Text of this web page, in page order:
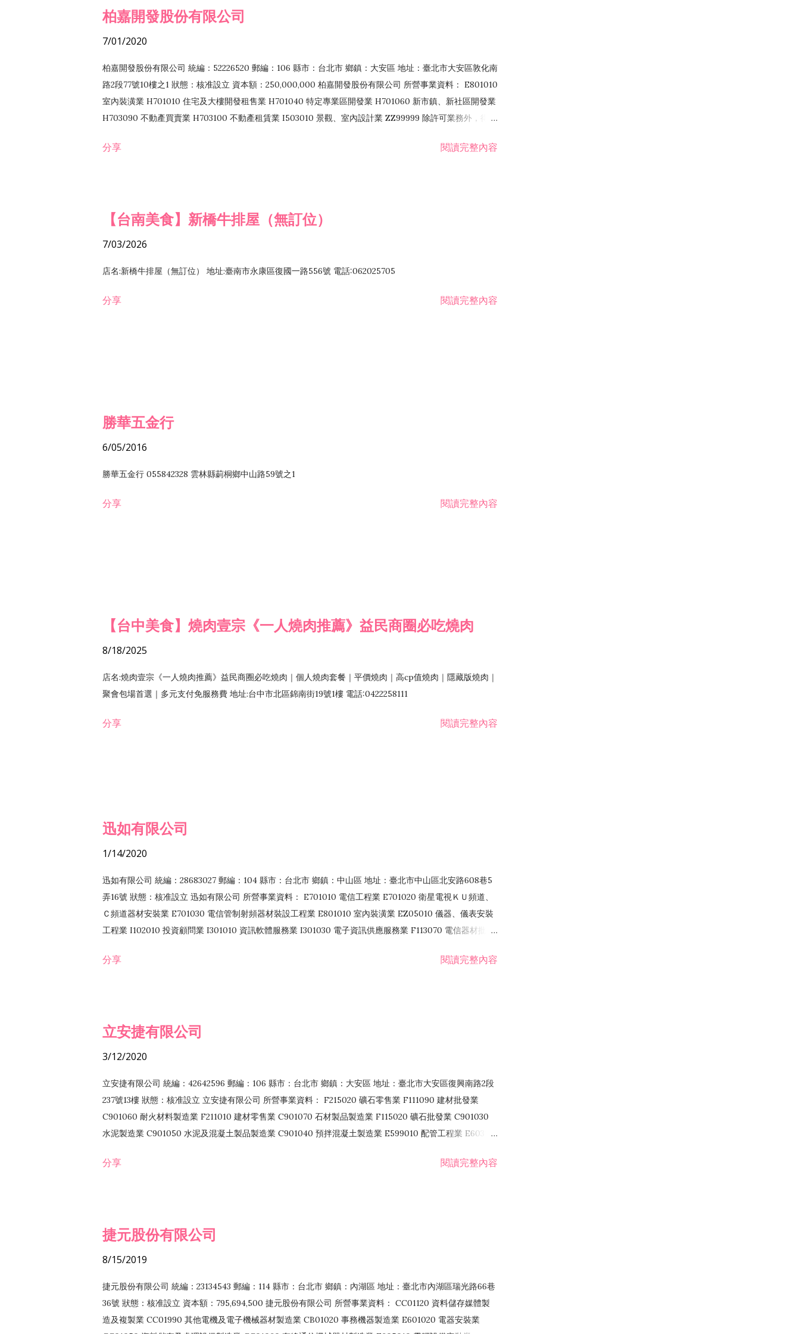
柏嘉開發股份有限公司
7/01/2020
柏嘉開發股份有限公司 統編：52226520 郵編：106 縣市：台北市 鄉鎮：大安區 地址：臺北市大安區敦化南
路2段77號10樓之1 狀態：核准設立 資本額：250,000,000 柏嘉開發股份有限公司 所營事業資料： E801010
室內裝潢業 H701010 住宅及大樓開發租售業 H701040 特定專業區開發業 H701060 新市鎮、新社區開發業
H703090 不動產買賣業 H703100 不動產租賃業 I503010 景觀、室內設計業 ZZ99999 除許可業務外，得經
分享 閱讀完整內容
【台南美食】新橋牛排屋（無訂位）
7/03/2026
店名:新橋牛排屋（無訂位） 地址:臺南市永康區復國一路556號 電話:062025705
分享 閱讀完整內容
勝華五金行
6/05/2016
勝華五金行 055842328 雲林縣莿桐鄉中山路59號之1
分享 閱讀完整內容
【台中美食】燒肉壹宗《一人燒肉推薦》益民商圈必吃燒肉
8/18/2025
店名:燒肉壹宗《一人燒肉推薦》益民商圈必吃燒肉｜個人燒肉套餐｜平價燒肉｜高cp值燒肉｜隱藏版燒肉｜
聚會包場首選｜多元支付免服務費 地址:台中市北區錦南街19號1樓 電話:0422258111
分享 閱讀完整內容
迅如有限公司
1/14/2020
迅如有限公司 統編：28683027 郵編：104 縣市：台北市 鄉鎮：中山區 地址：臺北市中山區北安路608巷5
弄16號 狀態：核准設立 迅如有限公司 所營事業資料： E701010 電信工程業 E701020 衛星電視ＫＵ頻道、
Ｃ頻道器材安裝業 E701030 電信管制射頻器材裝設工程業 E801010 室內裝潢業 EZ05010 儀器、儀表安裝
工程業 I102010 投資顧問業 I301010 資訊軟體服務業 I301030 電子資訊供應服務業 F113070 電信器材批發
務 F102030 菸酒批發業 F203020 菸酒零售業 F401171 酒類輸入業
分享 閱讀完整內容
立安捷有限公司
3/12/2020
立安捷有限公司 統編：42642596 郵編：106 縣市：台北市 鄉鎮：大安區 地址：臺北市大安區復興南路2段
237號13樓 狀態：核准設立 立安捷有限公司 所營事業資料： F215020 礦石零售業 F111090 建材批發業
C901060 耐火材料製造業 F211010 建材零售業 C901070 石材製品製造業 F115020 礦石批發業 C901030
水泥製造業 C901050 水泥及混凝土製品製造業 C901040 預拌混凝土製造業 E599010 配管工程業 E603110
EZ99990 其他工程業 F102170 食品什貨批發業 F106020 日常用品批發業 F108031 醫療器材批發業
分享 閱讀完整內容
捷元股份有限公司
8/15/2019
捷元股份有限公司 統編：23134543 郵編：114 縣市：台北市 鄉鎮：內湖區 地址：臺北市內湖區瑞光路66巷
36號 狀態：核准設立 資本額：795,694,500 捷元股份有限公司 所營事業資料： CC01120 資料儲存媒體製
造及複製業 CC01990 其他電機及電子機械器材製造業 CB01020 事務機器製造業 E601020 電器安裝業